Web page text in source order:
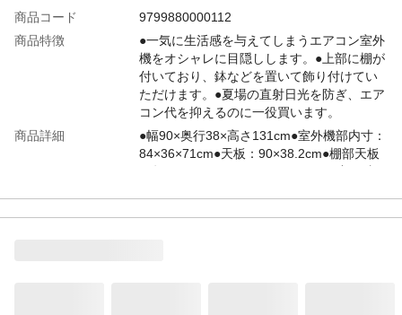
商品コード
9799880000112
商品特徴
●一気に生活感を与えてしまうエアコン室外
機をオシャレに目隠しします。●上部に棚が
付いており、鉢などを置いて飾り付けてい
ただけます。●夏場の直射日光を防ぎ、エア
コン代を抑えるのに一役買います。
商品詳細
●幅90×奥行38×高さ131cm●室外機部内寸：
84×36×71cm●天板：90×38.2cm●棚部天板